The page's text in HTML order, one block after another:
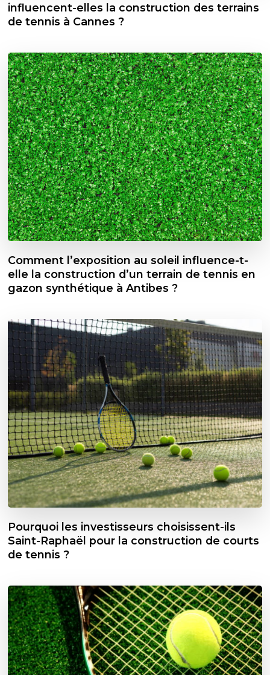
influencent-elles la construction des terrains
de tennis à Cannes ?
Comment l’exposition au soleil influence-t-
elle la construction d’un terrain de tennis en
gazon synthétique à Antibes ?
Pourquoi les investisseurs choisissent-ils
Saint-Raphaël pour la construction de courts
de tennis ?